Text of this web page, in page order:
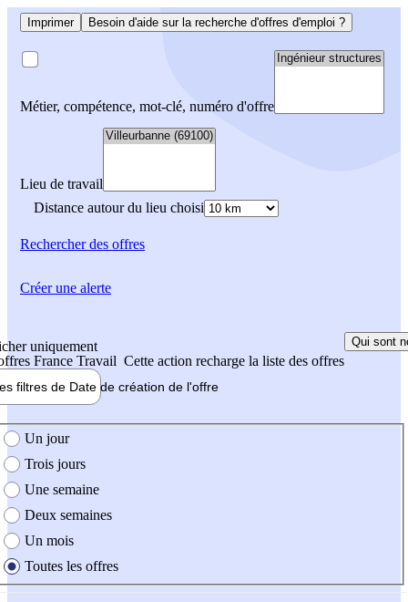
Imprimer Besoin d'aide sur la recherche d'offres d'emploi ?
Métier, compétence, mot-clé, numéro d'offre
Lieu de travail
Distance autour du lieu choisi
Rechercherdes offres
uniquement
France Travail Cette action recharge la liste des offres
Qui sont
filtres de Date de création de l'offre
création de l'offre
Un jour
Trois jours
Une semaine
Deux semaines
Un mois
Toutes les offres
Créer une alerte